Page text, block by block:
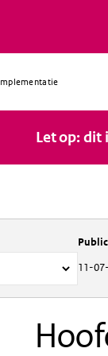
Let op: dit
11-